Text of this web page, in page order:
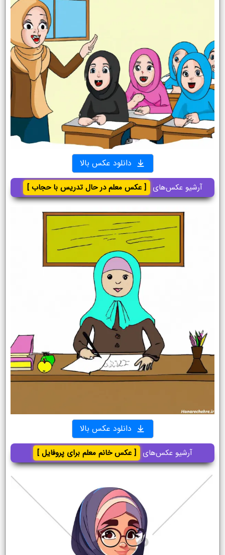
دانلود عکس بالا
آرشیو عکس‌های [ عکس معلم در حال تدریس با حجاب ]
دانلود عکس بالا
آرشیو عکس‌های [ عکس خانم معلم برای پروفایل ]